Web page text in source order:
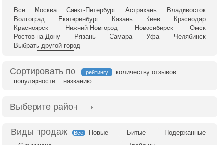
Все Москва Санкт-Петербург Астрахань
Владивосток
Волгоград
Екатеринбург Казань Киев
Краснодар
Красноярск
Нижний Новгород Новосибирск
Омск
Ростов-на-Дону
Рязань Самара Уфа
Челябинск
Выбрать другой город
Сортировать по рейтингу
количеству отзывов
популярности
названию
Выберите район
Все Новые Битые
Подержанные